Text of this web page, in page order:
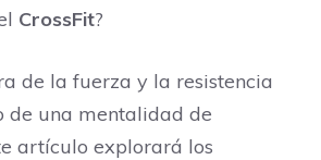
CrossFit?
de la fuerza y la resistencia
de una mentalidad de
artículo explorará los